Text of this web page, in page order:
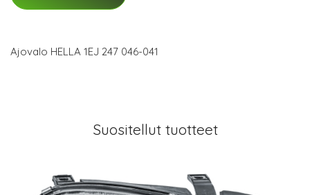
Ajovalo HELLA 1EJ 247 046-041
Suositellut tuotteet